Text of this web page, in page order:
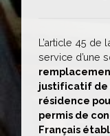
L’article 45 de
service d’une
justificatif de
résidence
permis de
Français